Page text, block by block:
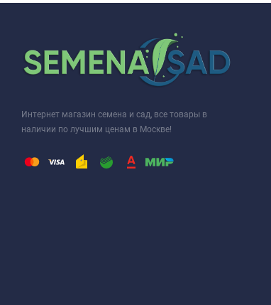
Интернет магазин семена и сад, все товары в
наличии по лучшим ценам в Москве!